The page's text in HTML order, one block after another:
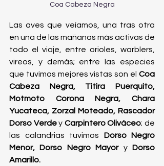
Coa Cabeza Negra
Las aves que veíamos, una tras otra
en una de las mañanas más activas de
todo el viaje, entre orioles, warblers,
vireos, y demás; entre las especies
que tuvimos mejores vistas son el Coa
Cabeza Negra, Titira Puerquito,
Motmoto Corona Negra, Chara
Yucateca, Zorzal Moteado, Rascador
Dorso Verde y Carpintero Oliváceo; de
las calandrias tuvimos Dorso Negro
Menor, Dorso Negro Mayor y Dorso
Amarillo.